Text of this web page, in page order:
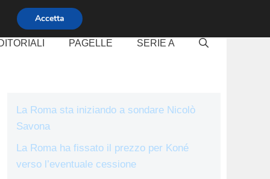
PAGELLE SERIE A
La Roma sta iniziando a sondare Nicolò
Savona
La Roma ha fissato il prezzo per Koné
verso l’eventuale cessione
Accetta